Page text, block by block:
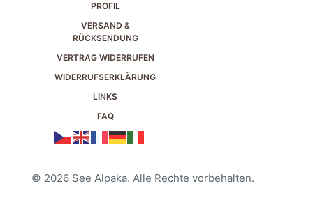
PROFIL
VERSAND &
RÜCKSENDUNG
VERTRAG WIDERRUFEN
WIDERRUFSERKLÄRUNG
LINKS
FAQ
© 2026 See Alpaka. Alle Rechte vorbehalten.